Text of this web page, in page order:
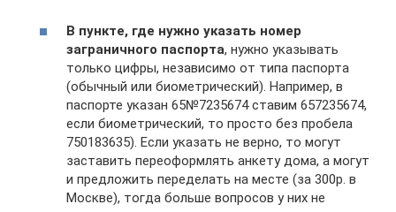
В пункте, где нужно указать номер
заграничного паспорта, нужно указывать
только цифры, независимо от типа паспорта
(обычный или биометрический). Например, в
паспорте указан 65№7235674 ставим 657235674,
если биометрический, то просто без пробела
750183635). Если указать не верно, то могут
заставить переоформлять анкету дома, а могут
и предложить переделать на месте (за 300р. в
Москве), тогда больше вопросов у них не